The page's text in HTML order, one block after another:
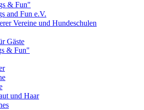
& Fun"
and Fun e.V.
Vereine und Hundeschulen
Gäste
& Fun"
und Haar